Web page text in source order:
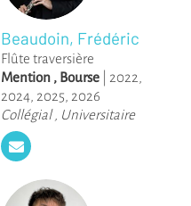
Beaudoin, Frédéric
Flûte traversière
Mention , Bourse 2022
2024 2025 2026
Collégial, Universitaire